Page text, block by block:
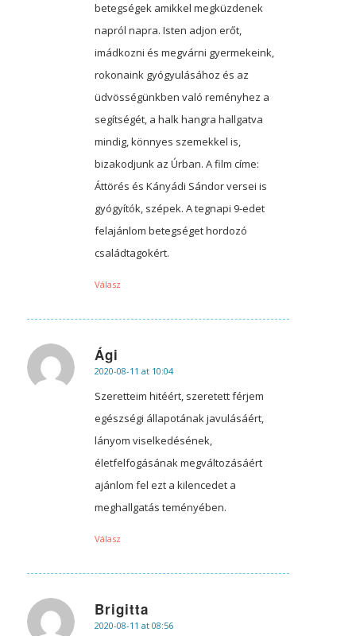
betegségek amikkel megküzdenek
napról napra. Isten adjon erőt,
imádkozni és megvárni gyermekeink,
rokonaink gyógyulásához és az
üdvösségünkben való reményhez a
segítségét, a halk hangra hallgatva
mindig, könnyes szemekkel is,
bizakodjunk az Úrban. A film címe:
Áttörés és Kányádi Sándor versei is
gyógyítók, szépek. A tegnapi 9-edet
felajánlom betegséget hordozó
családtagokért.
Válasz
Ági
says:
2020-08-11 at 10:04
Szeretteim hitéért, szeretett férjem
egészségi állapotának javulásáért,
lányom viselkedésének,
életfelfogásának megváltozásáért
ajánlom fel ezt a kilencedet a
meghallgatás teményében.
Válasz
Brigitta
says:
2020-08-11 at 08:56